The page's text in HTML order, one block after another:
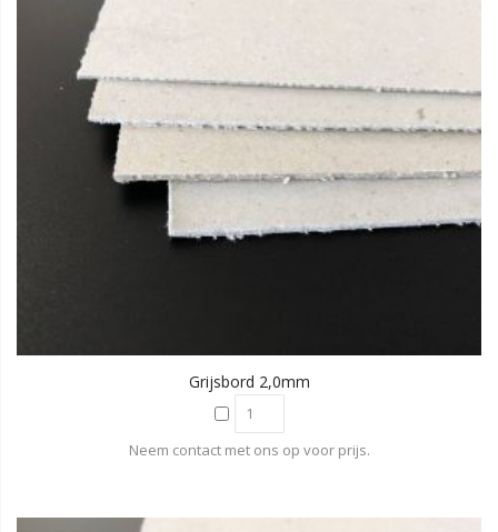
Grijsbord 2,0mm
Neem contact met ons op voor prijs.